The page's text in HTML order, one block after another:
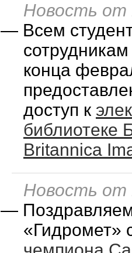
Новость от
— Всем
конца
доступ к
библиотеке
Britannica
Новость от
—
«Гидромет»